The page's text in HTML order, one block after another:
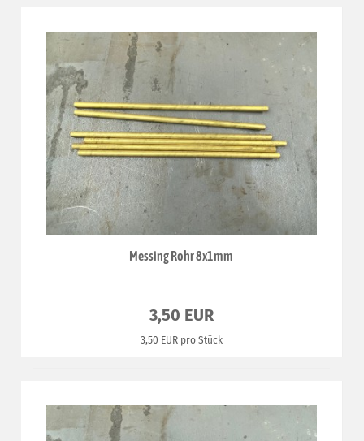
Messing Rohr 8x1mm
3,50 EUR
3,50 EUR pro Stück